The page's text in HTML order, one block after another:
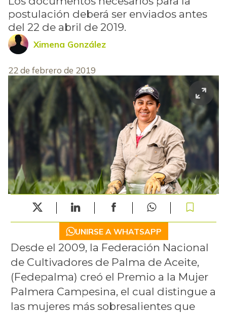
postulación deberá ser enviados antes
del 22 de abril de 2019.
Ximena González
22 de febrero de 2019
UNIRSE A WHATSAPP
Desde el 2009, la Federación Nacional
de Cultivadores de Palma de Aceite,
(Fedepalma) creó el Premio a la Mujer
Palmera Campesina, el cual distingue a
las mujeres más sobresalientes que